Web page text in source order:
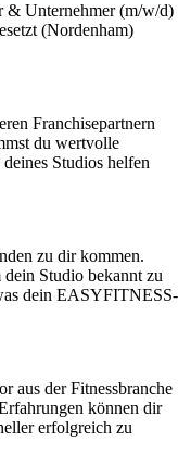
& Unternehmer (m/w/d)
(Nordenham)
Franchisepartnern
du wertvolle
Studios helfen
zu dir kommen.
Studio bekannt zu
dein EASYFITNESS-
aus der Fitnessbranche
können dir
erfolgreich zu